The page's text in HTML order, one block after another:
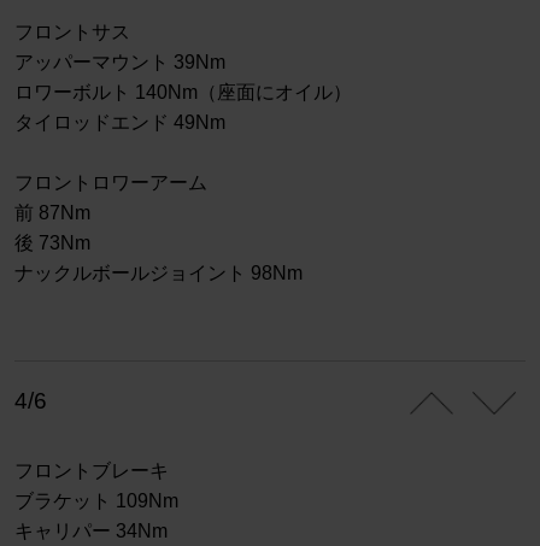
フロントサス
アッパーマウント 39Nm
ロワーボルト 140Nm（座面にオイル）
タイロッドエンド 49Nm
フロントロワーアーム
前 87Nm
後 73Nm
ナックルボールジョイント 98Nm
4/6
フロントブレーキ
ブラケット 109Nm
キャリパー 34Nm